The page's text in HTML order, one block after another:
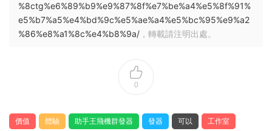
%8ctg%e6%89%b9%e9%87%8f%e7%be%a4%e5%8f%91%
e5%b7%a5%e4%bd%9c%e5%ae%a4%e5%bc%95%e9%a2
%86%e8%a1%8c%e4%b8%9a/ ，轉載請注明出處。
0
價值 體驗 助手王飛機群發器 發器 可以
工作室